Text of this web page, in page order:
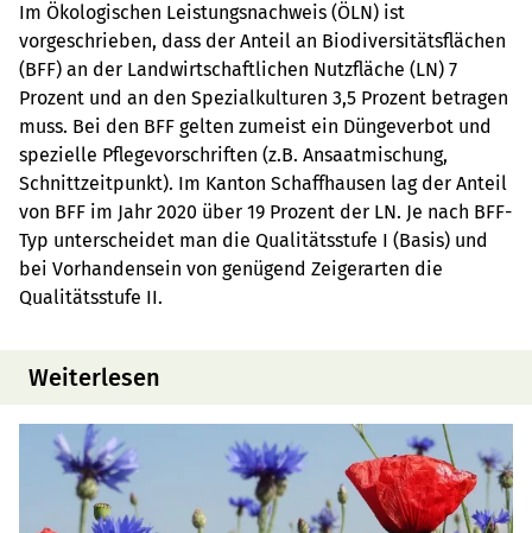
Im Ökologischen Leistungsnachweis (ÖLN) ist
vorgeschrieben, dass der Anteil an Biodiversitätsflächen
(BFF) an der Landwirtschaftlichen Nutzfläche (LN) 7
Prozent und an den Spezialkulturen 3,5 Prozent betragen
muss. Bei den BFF gelten zumeist ein Düngeverbot und
spezielle Pflegevorschriften (z.B. Ansaatmischung,
Schnittzeitpunkt). Im Kanton Schaffhausen lag der Anteil
von BFF im Jahr 2020 über 19 Prozent der LN. Je nach BFF-
Typ unterscheidet man die Qualitätsstufe I (Basis) und
bei Vorhandensein von genügend Zeigerarten die
Qualitätsstufe II.
Weiterlesen